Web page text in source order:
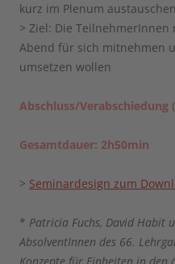
kurz im Plenum
> Ziel: Die
Abend für sich mitnehmen
umsetzen wollen
Abschluss/Verabschiedung
Gesamtdauer: 2h50min
> Seminardesign zum
* Patricia Fuchs, David Habit
AbsolventInnen des 66.